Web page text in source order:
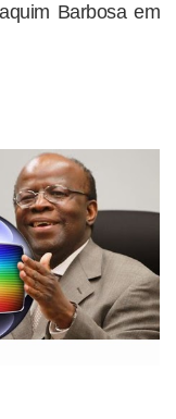
Barbosa em